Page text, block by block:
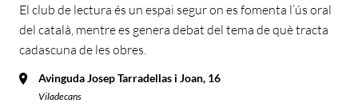
El club de lectura és un espai segur on es fomenta l’ús oral
del català, mentre es genera debat del tema de què tracta
cadascuna de les obres.
Avinguda Josep Tarradellas i Joan, 16
Viladecans